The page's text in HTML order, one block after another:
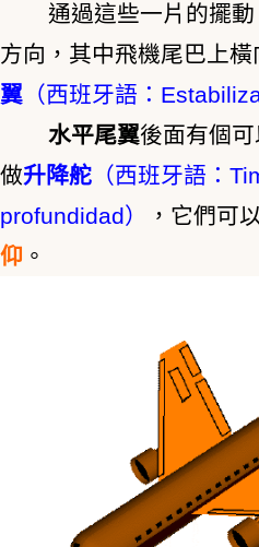
通過這些一片的擺
方向，其中飛機尾巴上
翼 （西班牙語：
水平尾翼後面有個
做升降舵 （西班牙語：
profundidad）
，它們可以
仰 。